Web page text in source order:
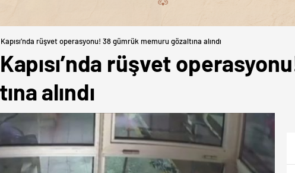
Kapısı’nda rüşvet operasyonu! 38 gümrük memuru gözaltına alındı
Kapısı’nda rüşvet
alındı